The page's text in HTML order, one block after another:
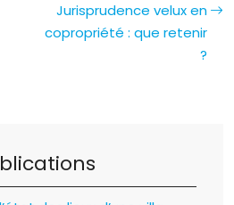
Jurisprudence velux en
copropriété : que retenir
?